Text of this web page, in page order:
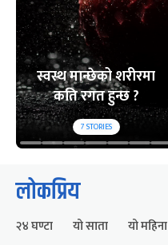
स्वस्थ मान्छेको शरीरमा
कति रगत हुन्छ ?
7STORIES
लोकप्रिय
२४ घण्टा यो साता यो महिना